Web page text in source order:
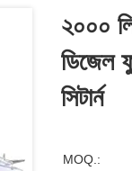
২০০০
ডিজেল
সিটার্ন
MOQ.: